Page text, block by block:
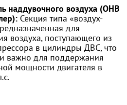
наддувочного воздуха (ОНВ
Секция типа «воздух-
для
воздуха, поступающего из
в цилиндры ДВС, что
важно для поддержания
мощности двигателя в